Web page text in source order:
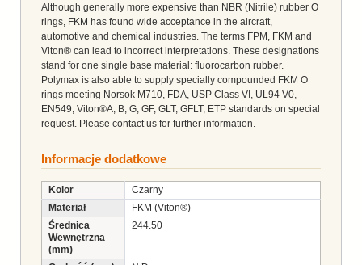
Although generally more expensive than NBR (Nitrile) rubber O
rings, FKM has found wide acceptance in the aircraft,
automotive and chemical industries. The terms FPM, FKM and
Viton® can lead to incorrect interpretations. These designations
stand for one single base material: fluorocarbon rubber.
Polymax is also able to supply specially compounded FKM O
rings meeting Norsok M710, FDA, USP Class VI, UL94 V0,
EN549, Viton®A, B, G, GF, GLT, GFLT, ETP standards on special
request. Please contact us for further information.
Informacje dodatkowe
Kolor
Czarny
Materiał
FKM (Viton®)
Średnica
Wewnętrzna
(mm)
244.50